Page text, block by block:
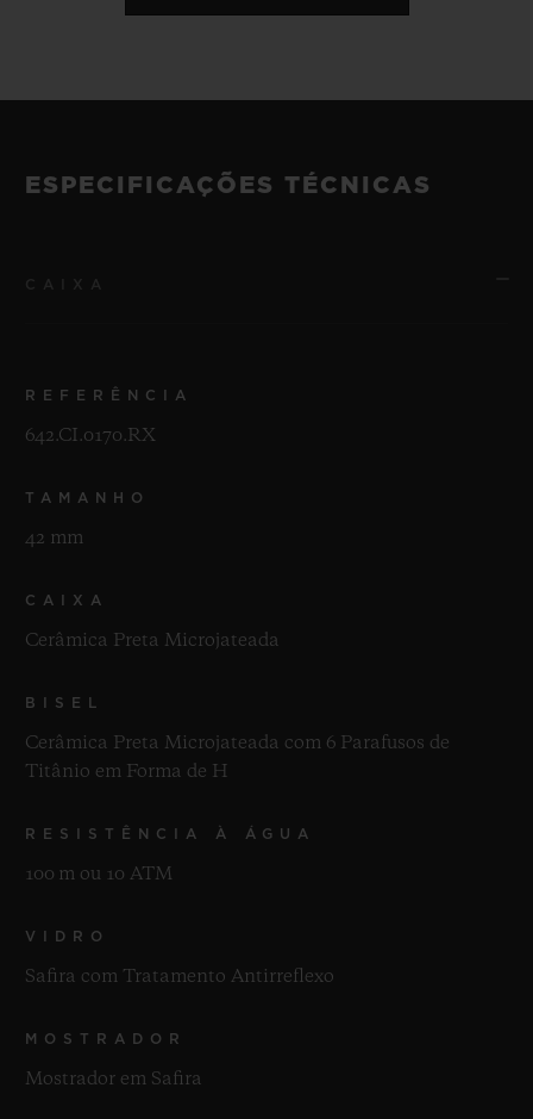
ESPECIFICAÇÕES TÉCNICAS
REFERÊNCIA
642.CI.0170.RX
TAMANHO
42 mm
CAIXA
Cerâmica Preta Microjateada
BISEL
Cerâmica Preta Microjateada com 6 Parafusos de
Titânio em Forma de H
RESISTÊNCIA À ÁGUA
100 m ou 10 ATM
VIDRO
Safira com Tratamento Antirreflexo
MOSTRADOR
Mostrador em Safira